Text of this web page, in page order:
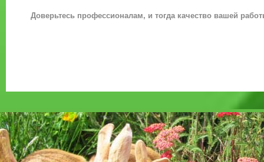
Доверьтесь профессионалам, и тогда качество вашей